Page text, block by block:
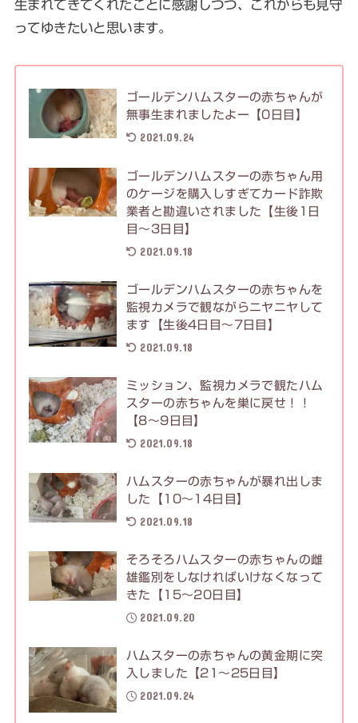
生まれてきてくれたことに感謝しつつ、これからも見守
ってゆきたいと思います。
ゴールデンハムスターの赤ちゃんが
無事生まれましたよー【0日目】
2021.09.24
ゴールデンハムスターの赤ちゃん用
のケージを購入しすぎてカード詐欺
業者と勘違いされました【生後1日
目〜3日目】
2021.09.18
ゴールデンハムスターの赤ちゃんを
監視カメラで観ながらニヤニヤして
ます【生後4日目〜7日目】
2021.09.18
ミッション、監視カメラで観たハム
スターの赤ちゃんを巣に戻せ！！
【8〜9日目】
2021.09.18
ハムスターの赤ちゃんが暴れ出しま
した【10〜14日目】
2021.09.18
そろそろハムスターの赤ちゃんの雌
雄鑑別をしなければいけなくなって
きた【15〜20日目】
2021.09.20
ハムスターの赤ちゃんの黄金期に突
入しました【21〜25日目】
2021.09.24